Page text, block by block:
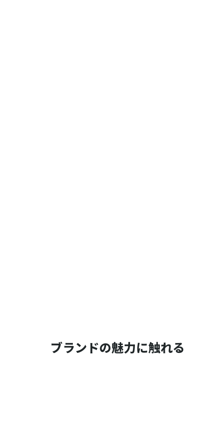
ブランドの魅力に触れる